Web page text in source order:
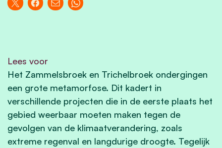
Lees voor
Het Zammelsbroek en Trichelbroek ondergingen
een grote metamorfose. Dit kadert in
verschillende projecten die in de eerste plaats het
gebied weerbaar moeten maken tegen de
gevolgen van de klimaatverandering, zoals
extreme regenval en langdurige droogte. Tegelijk